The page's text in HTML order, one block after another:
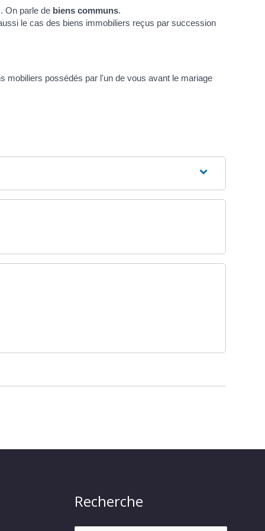
On parle de biens communs.
le cas des biens immobiliers reçus par succession
mobiliers possédés par l'un de vous avant le mariage
Recherche